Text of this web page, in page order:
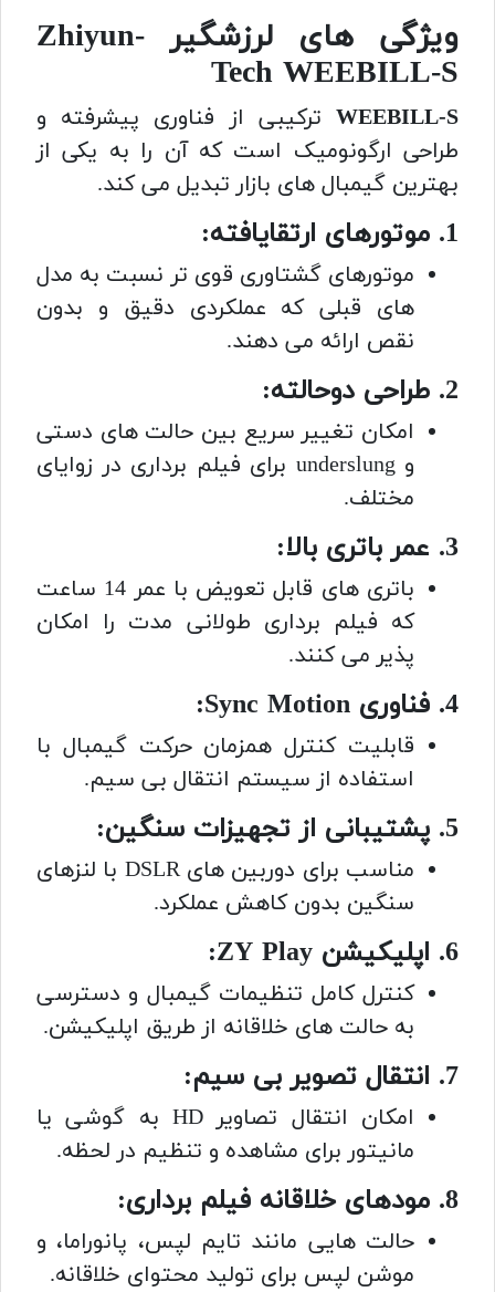
ویژگی های لرزشگیر Zhiyun-
Tech WEEBILL-S
WEEBILL-S ترکیبی از فناوری پیشرفته و
طراحی ارگونومیک است که آن را به یکی از
بهترین گیمبال های بازار تبدیل می کند.
1. موتورهای ارتقایافته:
موتورهای گشتاوری قوی تر نسبت به مدل
های قبلی که عملکردی دقیق و بدون
نقص ارائه می دهند.
2. طراحی دوحالته:
امکان تغییر سریع بین حالت های دستی
و underslung برای فیلم برداری در زوایای
مختلف.
3. عمر باتری بالا:
باتری های قابل تعویض با عمر 14 ساعت
که فیلم برداری طولانی مدت را امکان
پذیر می کنند.
4. فناوری Sync Motion:
قابلیت کنترل همزمان حرکت گیمبال با
استفاده از سیستم انتقال بی سیم.
5. پشتیبانی از تجهیزات سنگین:
مناسب برای دوربین های DSLR با لنزهای
سنگین بدون کاهش عملکرد.
6. اپلیکیشن ZY Play:
کنترل کامل تنظیمات گیمبال و دسترسی
به حالت های خلاقانه از طریق اپلیکیشن.
7. انتقال تصویر بی سیم:
امکان انتقال تصاویر HD به گوشی یا
مانیتور برای مشاهده و تنظیم در لحظه.
8. مودهای خلاقانه فیلم برداری:
حالت هایی مانند تایم لپس، پانوراما، و
موشن لپس برای تولید محتوای خلاقانه.